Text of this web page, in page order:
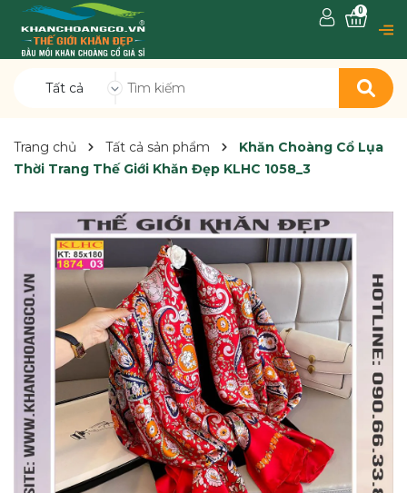
Tất cả
0
Trang chủ Tất cả sản phẩm
Khăn Choàng Cổ Lụa
Thời Trang Thế Giới Khăn Đẹp KLHC 1058_3